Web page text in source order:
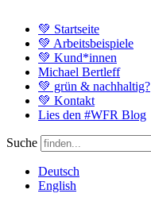
💚 Startseite
💚 Arbeitsbeispiele
💚 Kund*innen
Michael Bertleff
💚 grün & nachhaltig?
💚 Kontakt
Lies den #WFR Blog
Suche
Deutsch
English